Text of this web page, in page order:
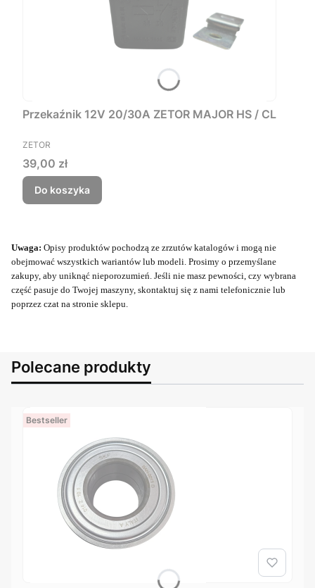
Przekaźnik 12V 20/30A ZETOR MAJOR HS / CL
PRODUCENT
ZETOR
Cena
39,00 zł
Do koszyka
Uwaga: Opisy produktów pochodzą ze zrzutów katalogów i mogą nie
obejmować wszystkich wariantów lub modeli. Prosimy o przemyślane
zakupy, aby uniknąć nieporozumień. Jeśli nie masz pewności, czy wybrana
część pasuje do Twojej maszyny, skontaktuj się z nami telefonicznie lub
poprzez czat na stronie sklepu.
Polecane produkty
Bestseller